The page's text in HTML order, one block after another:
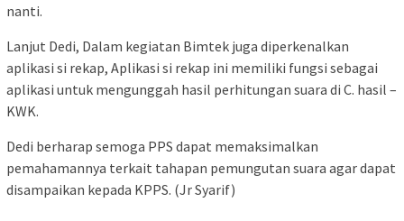
nanti.
Lanjut Dedi, Dalam kegiatan Bimtek juga diperkenalkan
aplikasi si rekap, Aplikasi si rekap ini memiliki fungsi sebagai
aplikasi untuk mengunggah hasil perhitungan suara di C. hasil –
KWK.
Dedi berharap semoga PPS dapat memaksimalkan
pemahamannya terkait tahapan pemungutan suara agar dapat
disampaikan kepada KPPS. (Jr Syarif)